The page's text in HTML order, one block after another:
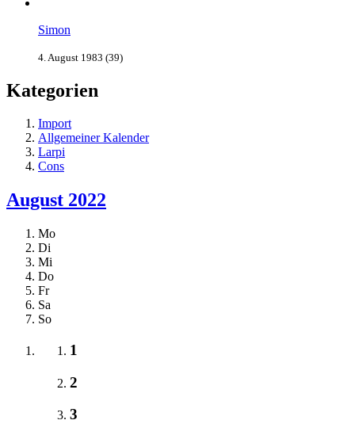
Simon
4. August 1983 (39)
Kategorien
Import
Allgemeiner Kalender
Larpi
Cons
August 2022
Mo
Di
Mi
Do
Fr
Sa
So
1
2
3